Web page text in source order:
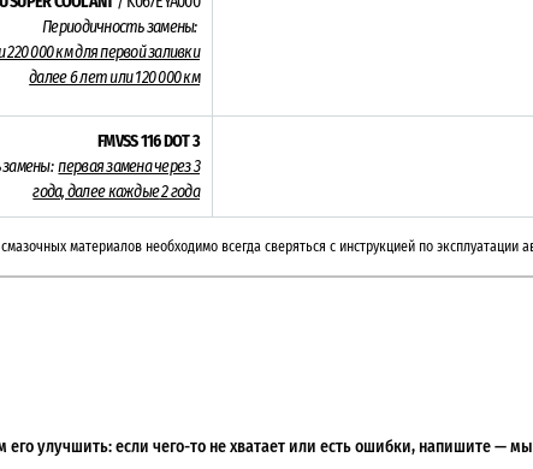
Периодичность замены:
220 000 км для первой заливки
далее 6 лет или 120 000 км
FMVSS 116 DOT 3
замены:первая замена через 3
года, далее каждые2 года
материалов необходимо всегда сверяться с инструкцией по эксплуатации
улучшить: если чего-то не хватает или есть ошибки, напишите —